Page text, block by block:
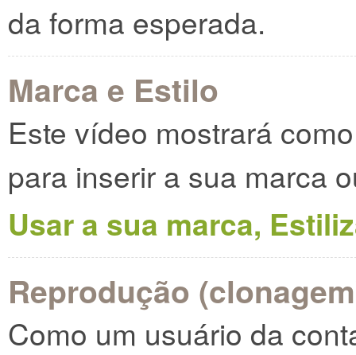
da forma esperada.
Marca e Estilo
Este vídeo mostrará
para inserir a sua marca
Usar a sua marca,
Reprodução
Como um usuário da